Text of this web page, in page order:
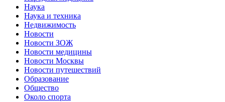
Наука
Наука и техника
Недвижимость
Новости
Новости ЗОЖ
Новости медицины
Новости Москвы
Новости путешествий
Образование
Общество
Около спорта